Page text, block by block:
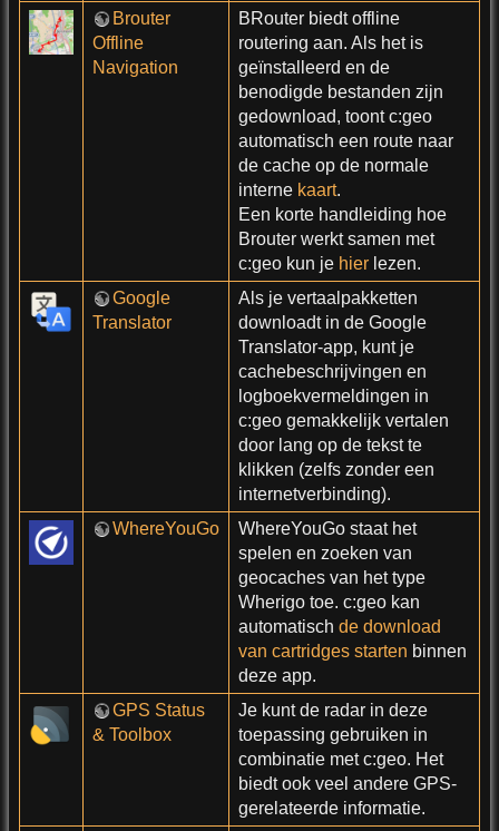
Brouter
Offline
Navigation
BRouter biedt offline
routering aan. Als het is
geïnstalleerd en de
benodigde bestanden zijn
gedownload, toont c:geo
automatisch een route naar
de cache op de normale
interne kaart.
Een korte handleiding hoe
Brouter werkt samen met
c:geo kun je hier lezen.
Google
Translator
Als je vertaalpakketten
downloadt in de Google
Translator-app, kunt je
cachebeschrijvingen en
logboekvermeldingen in
c:geo gemakkelijk vertalen
door lang op de tekst te
klikken (zelfs zonder een
internetverbinding).
WhereYouGo
WhereYouGo staat het
spelen en zoeken van
geocaches van het type
Wherigo toe. c:geo kan
automatisch de download
van cartridges starten binnen
deze app.
GPS Status
& Toolbox
Je kunt de radar in deze
toepassing gebruiken in
combinatie met c:geo. Het
biedt ook veel andere GPS-
gerelateerde informatie.